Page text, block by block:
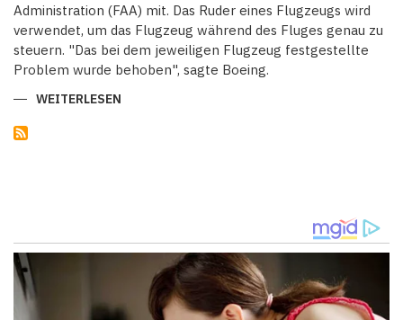
Administration (FAA) mit. Das Ruder eines Flugzeugs wird
verwendet, um das Flugzeug während des Fluges genau zu
steuern. "Das bei dem jeweiligen Flugzeug festgestellte
Problem wurde behoben", sagte Boeing.
WEITERLESEN